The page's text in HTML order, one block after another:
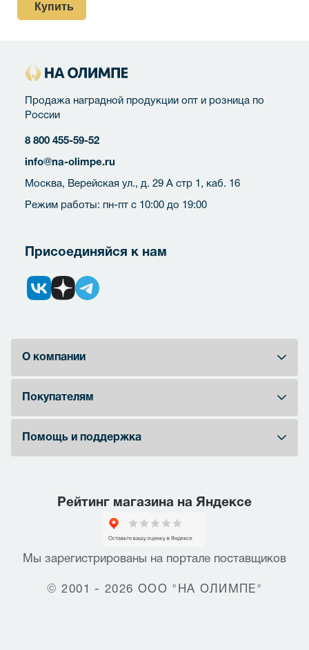
Купить
Продажа наградной продукции опт и розница по
России
8 800 455-59-52
info@na-olimpe.ru
Москва, Верейская ул., д. 29 А стр 1, каб. 16
Режим работы: пн-пт с 10:00 до 19:00
Присоединяйся к нам
О компании
Покупателям
Помощь и поддержка
Рейтинг магазина на Яндексе
Мы зарегистрированы на портале поставщиков
© 2001 - 2026 ООО "НА ОЛИМПЕ"